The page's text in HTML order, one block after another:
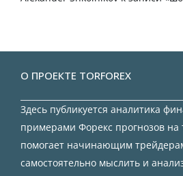
О ПРОЕКТЕ TORFOREX
Здесь публикуется аналитика
примерами Форекс прогнозов
помогает начинающим
самостоятельно мыслить и